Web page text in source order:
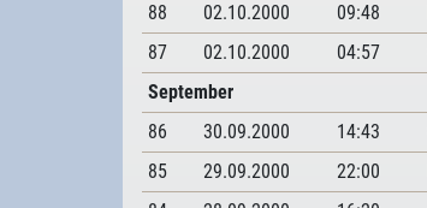
88
02.10.2000 09:48
87
02.10.2000 04:57
September
86
30.09.2000 14:43
85
29.09.2000 22:00